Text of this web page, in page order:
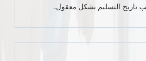
تاريخ التسليم بشكل معقول.